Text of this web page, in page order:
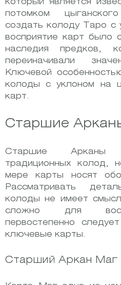
который является
потомком
создать колоду Таро с
восприятие карт было
наследия предков,
переиначивали
Ключевой
колоды с уклоном на
карт.
Старшие
Старшие Арканы
традиционных колод,
мере карты носят
Рассматривать
колоды не имеет
сложно для
первостепенно
ключевые карты.
Старший Аркан Маг